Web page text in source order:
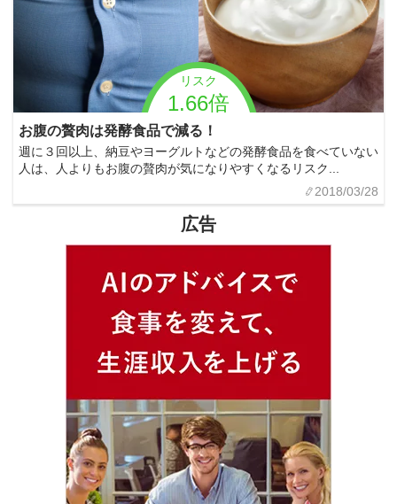
リスク
1.66倍
お腹の贅肉は発酵食品で減る！
週に３回以上、納豆やヨーグルトなどの発酵食品を食べていない
人は、人よりもお腹の贅肉が気になりやすくなるリスク...
2018/03/28
広告